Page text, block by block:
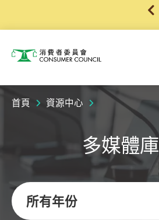
消費者委員會
首頁 資源中心
多媒體庫
所有年份